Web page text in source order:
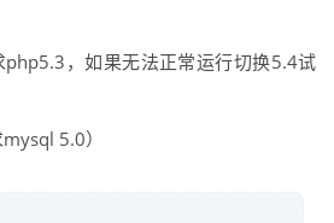
，如果无法正常运行切换5.4试
5.0）